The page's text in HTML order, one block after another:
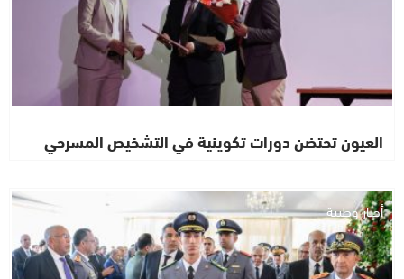
العيون تحتضن دورات تكوينية في التشخيص المسرحي
أخبار وطنية